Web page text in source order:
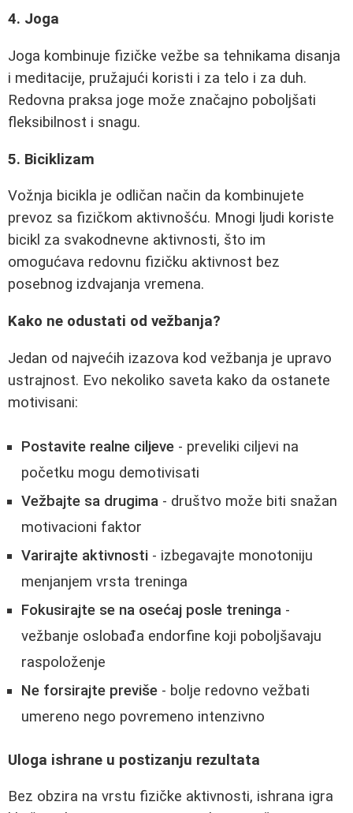
4. Joga
Joga kombinuje fizičke vežbe sa tehnikama disanja
i meditacije, pružajući koristi i za telo i za duh.
Redovna praksa joge može značajno poboljšati
fleksibilnost i snagu.
5. Biciklizam
Vožnja bicikla je odličan način da kombinujete
prevoz sa fizičkom aktivnošću. Mnogi ljudi koriste
bicikl za svakodnevne aktivnosti, što im
omogućava redovnu fizičku aktivnost bez
posebnog izdvajanja vremena.
Kako ne odustati od vežbanja?
Jedan od najvećih izazova kod vežbanja je upravo
ustrajnost. Evo nekoliko saveta kako da ostanete
motivisani:
Postavite realne ciljeve - preveliki ciljevi na
početku mogu demotivisati
Vežbajte sa drugima - društvo može biti snažan
motivacioni faktor
Varirajte aktivnosti - izbegavajte monotoniju
menjanjem vrsta treninga
Fokusirajte se na osećaj posle treninga -
vežbanje oslobađa endorfine koji poboljšavaju
raspoloženje
Ne forsirajte previše - bolje redovno vežbati
umereno nego povremeno intenzivno
Uloga ishrane u postizanju rezultata
Bez obzira na vrstu fizičke aktivnosti, ishrana igra